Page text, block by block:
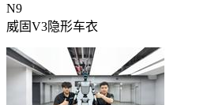
N9
威固V3隐形车衣